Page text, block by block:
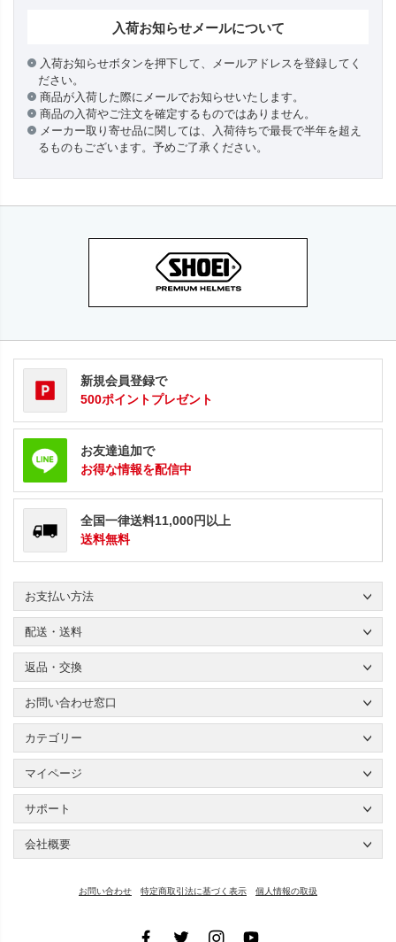
入荷お知らせメールについて
入荷お知らせボタンを押下して、メールアドレスを登録してく
ださい。
商品が入荷した際にメールでお知らせいたします。
商品の入荷やご注文を確定するものではありません。
メーカー取り寄せ品に関しては、入荷待ちで最長で半年を超え
るものもございます。予めご了承ください。
新規会員登録で
500ポイントプレゼント
お友達追加で
お得な情報を配信中
全国一律送料11,000円以上
送料無料
お支払い方法
配送・送料
返品・交換
お問い合わせ窓口
カテゴリー
マイページ
サポート
会社概要
お問い合わせ 特定商取引法に基づく表示 個人情報の取扱